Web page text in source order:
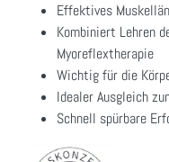
Effektives
Kombiniert Lehren
Myoreflextherapie
Wichtig für die
Idealer Ausgleich
Schnell spürbare